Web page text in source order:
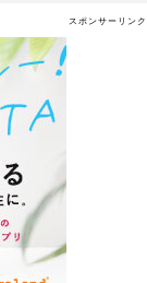
スポンサーリンク